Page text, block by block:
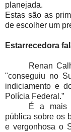
planejada.
Estas são as
de escolher um
Estarrecedora
Renan
"conseguiu no
indiciamento e
Polícia Federal.”
É a mais
pública sobre os
e vergonhosa o